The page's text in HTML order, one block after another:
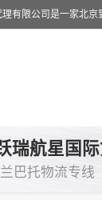
巴托物流专线
线
输